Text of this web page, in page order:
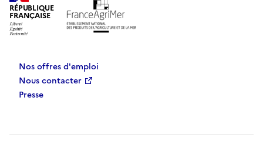
RÉPUBLIQUE
FRANÇAISE
Nos offres d'emploi
Nous contacter
Presse